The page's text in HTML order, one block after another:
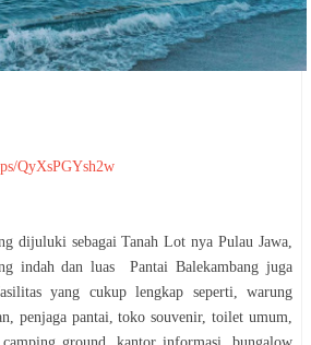
QyXsPGYsh2w
dijuluki sebagai Tanah Lot nya Pulau Jawa,
indah dan luas Pantai Balekambang juga
yang cukup lengkap seperti, warung
penjaga pantai, toko souvenir, toilet umum,